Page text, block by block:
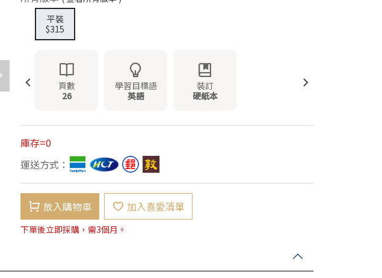
平裝
$315
頁數
26
學習目標語
英語
裝訂
硬紙本
庫存=0
運送方式：
放入購物車 加入喜愛清單
下單後立即採購，需3個月。